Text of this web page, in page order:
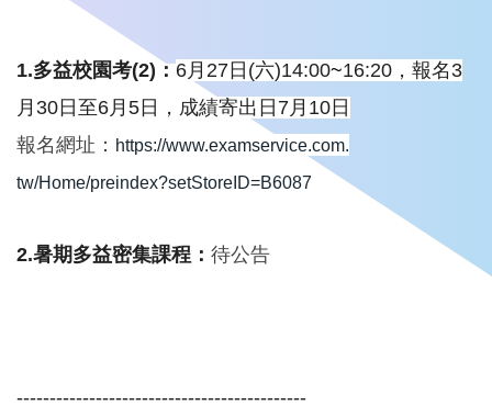
1.多益校園考(2)：6月27日 (六)14:00~16:20 ，報名3
月30日至6月5日 ，成績寄出日7月10日
報名網址： https://www.examservice.com.
tw/Home/preindex?setStoreID=B6087
2.暑期多益密集課程： 待公告
--------------------------------------------